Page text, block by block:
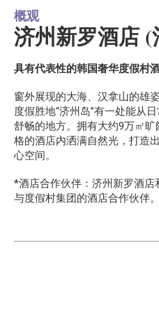
概观
济州新罗酒店
具有代表性的韩国奢华度假村
窗外展现的大海、汉拿山的雄
度假胜地“济州岛”有一处能从
舒畅的地方。拥有大约9万㎡
格的酒店内洒满自然光，打造
心空间。
*酒店合作伙伴：济州新罗酒
与度假村集团的酒店合作伙伴。